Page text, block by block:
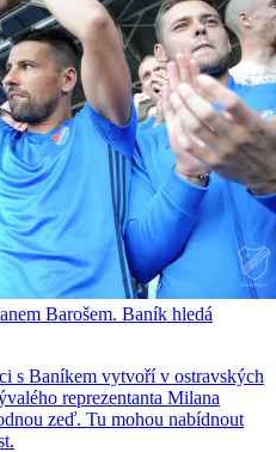
Barošem. Baník hledá
s Baníkem vytvoří v ostravských
reprezentanta Milana
zeď. Tu mohou nabídnout